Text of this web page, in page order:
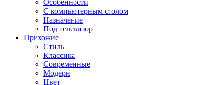
Особенности
С компьютерным столом
Назначение
Под телевизор
Прихожие
Стиль
Классика
Современные
Модерн
Цвет